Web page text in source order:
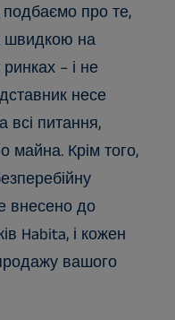
про те,
швидкою на
– і не
несе
всі питання,
майна. Крім того,
внесено до
Habita, і кожен
вашого